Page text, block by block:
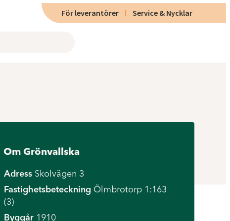
För leverantörer Service & Nycklar
Om Grönvallska
Adress Skolvägen 3
Fastighetsbeteckning Ölmbrotorp 1:163
(3)
Byggår 1910